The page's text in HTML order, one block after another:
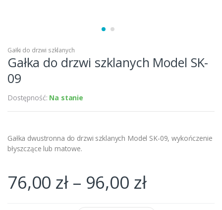
Gałki do drzwi szklanych
Gałka do drzwi szklanych Model SK-
09
Dostępność: Na stanie
Gałka dwustronna do drzwi szklanych Model SK-09, wykończenie
błyszczące lub matowe.
76,00 zł– 96,00 zł